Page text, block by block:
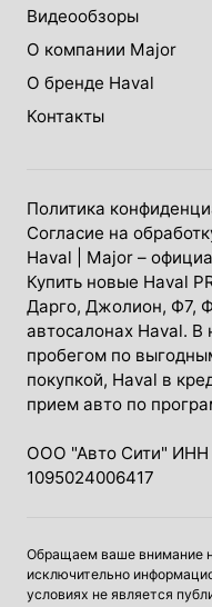
Видеообзоры
О компании Major
О бренде Haval
Контакты
Политика
Согласие на
Haval | Major –
Купить новые Haval
Дарго, Джолион, Ф7,
автосалонах Haval.
пробегом по
покупкой, Haval в
прием авто по
ООО "Авто Сити" ИНН
1095024006417
Обращаем ваше внимание
исключительно
условиях не является